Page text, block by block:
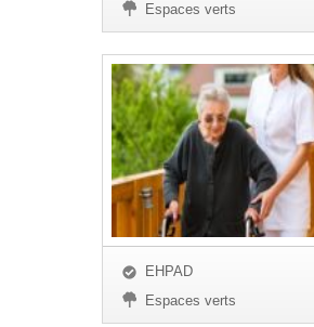
Espaces verts
EHPAD
Espaces verts